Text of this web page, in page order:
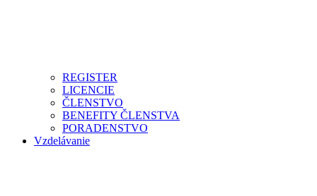
REGISTER
LICENCIE
ČLENSTVO
BENEFITY ČLENSTVA
PORADENSTVO
Vzdelávanie